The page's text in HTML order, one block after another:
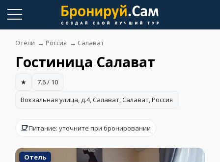
Skip
Отели → Россия → Салават
Гостиница Салават
★
7.6 / 10
Вокзальная улица, д.4, Салават, Салават, Россия
Питание: уточните при бронировании
Отель